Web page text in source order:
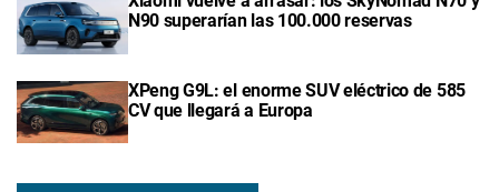
N90 superarían las 100.000 reservas
XPeng G9L: el enorme SUV eléctrico de 585
CV que llegará a Europa